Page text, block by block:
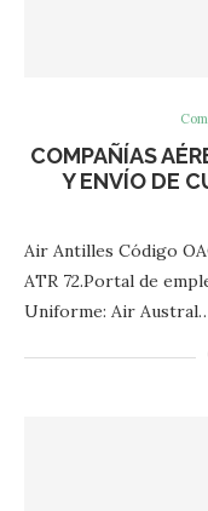
COMPAÑÍAS
Y ENVÍO DE
Air Antilles Código
ATR 72.Portal de
Uniforme: Air